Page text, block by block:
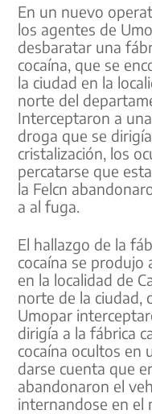
En un nuevo
los agentes de
desbaratar una
cocaína, que se
la ciudad en la
norte del
Interceptaron a
droga que se
cristalización, los
percatarse que
la Felcn
a al fuga.
El hallazgo de la
cocaína se produjo
en la localidad de
norte de la ciudad,
Umopar
dirigía a la fábrica
cocaína ocultos en
darse cuenta que
abandonaron el
internandose en el